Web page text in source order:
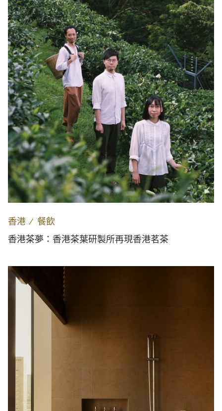
香港 ∕ 餐飲
香港茶夢：香港茶葉研製所再現香港茗茶